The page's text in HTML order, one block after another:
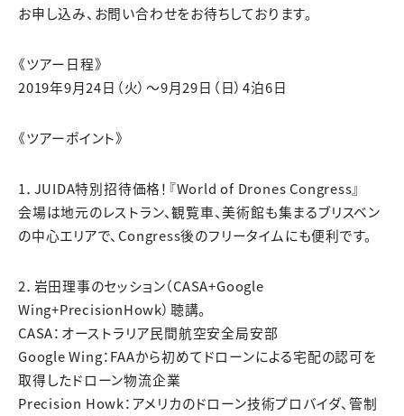
お申し込み、お問い合わせをお待ちしております。
《ツアー日程》
2019年9月24日（火）～9月29日（日）4泊6日
《ツアーポイント》
1．JUIDA特別招待価格！『World of Drones Congress』
会場は地元のレストラン、観覧車、美術館も集まるブリスベン
の中心エリアで、Congress後のフリータイムにも便利です。
2．岩田理事のセッション（CASA+Google
Wing+PrecisionHowk）聴講。
CASA：オーストラリア民間航空安全局安部
Google Wing：FAAから初めてドローンによる宅配の認可を
取得したドローン物流企業
Precision Howk：アメリカのドローン技術プロバイダ、管制